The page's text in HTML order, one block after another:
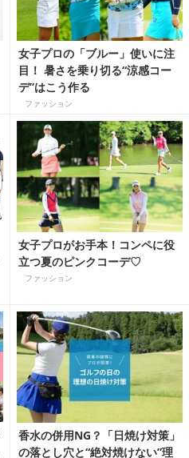
女子プロの「ブルー」使いに注
目！ 暑さを乗り切る“涼感コー
デ”はこう作る
ファッション
女子プロがお手本！コンペに役
立つ夏のピンクコーデ♡
ファッション
香水の併用NG？「日焼け対策」
の落とし穴と“絶対焼けない”理